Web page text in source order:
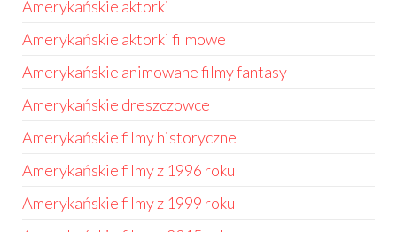
Amerykańskie aktorki
Amerykańskie aktorki filmowe
Amerykańskie animowane filmy fantasy
Amerykańskie dreszczowce
Amerykańskie filmy historyczne
Amerykańskie filmy z 1996 roku
Amerykańskie filmy z 1999 roku